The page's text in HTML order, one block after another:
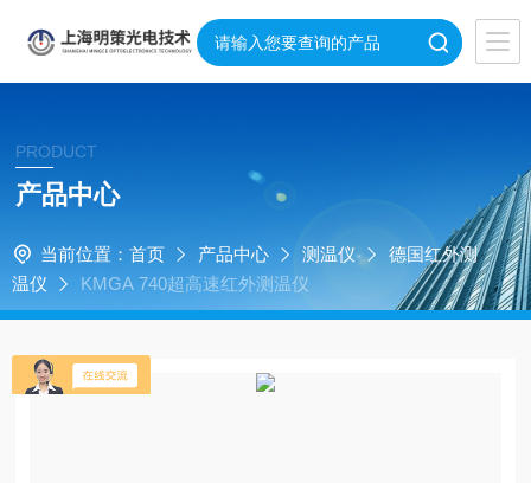
PRODUCT
产品中心
当前位置： 首页 产品中心 测温仪
德国红外测
温仪
KMGA 740超高速红外测温仪